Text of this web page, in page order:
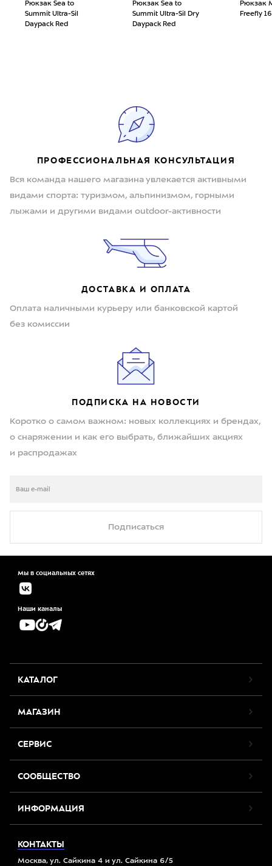
Рюкзак Sea to
Summit Ultra-Sil
Daypack Red
Рюкзак Sea to
Summit Ultra-Sil Dry
Daypack Red
Рюкзак
Freefly
ПРОФЕССИОНАЛЬНАЯ КОНСУЛЬТАЦИЯ
Вся команда нашего магазина увлекается активными
видами спорта: туризмом, альпинизмом, горными
лыжами и другими видами outdoor-активности
ДОСТАВКА И ОПЛАТА
Оплата наличными курьеру или банковской картой
без комиссии
ПОДПИСКА НА НОВОСТИ
Коротко о самом важном: новых коллекциях и брендах,
о снаряжении и как его выбрать, ближайших акциях
и распродажах
Подписаться
Мы в социальных сетях
Наши каналы
КАТАЛОГ
МАГАЗИН
СЕРВИС
СООБЩЕСТВО
ИНФОРМАЦИЯ
КОНТАКТЫ
Москва, ул. Сайкина 4 и ул. Сайкина 6/5